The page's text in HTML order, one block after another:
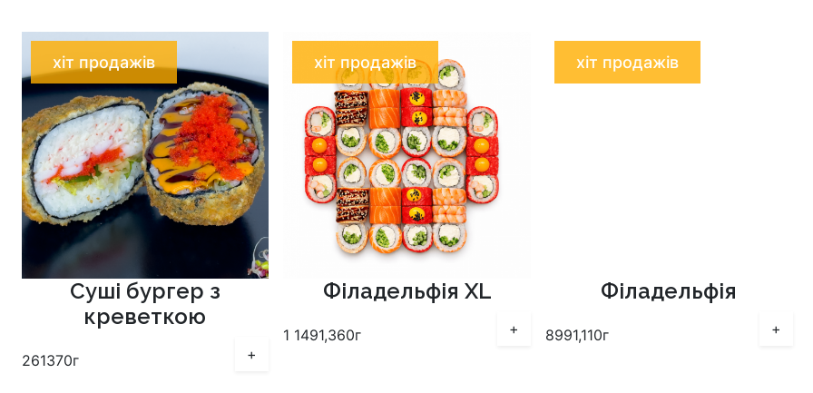
хіт продажів
Суші бургер з
креветкою
261370г +
хіт продажів
Філадельфія XL
1 1491,360г +
хіт продажів
Філадельфія
8991,110г
+